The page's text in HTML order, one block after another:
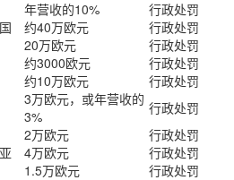
年营收的10%
行政处罚
约40万欧元
行政处罚
20万欧元
行政处罚
约3000欧元
行政处罚
约10万欧元
行政处罚
3万欧元，或年营收的
3%
行政处罚
2万欧元
行政处罚
4万欧元
行政处罚
1.5万欧元
行政处罚